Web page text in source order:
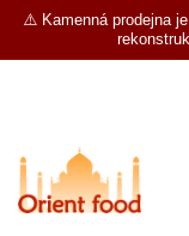
⚠️ Kamenná prodejna